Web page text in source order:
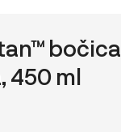
bočica
450 ml